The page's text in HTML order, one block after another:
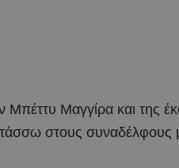
Μαγγίρα και της
στους